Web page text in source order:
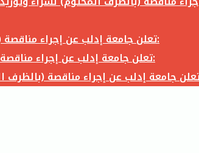
تعلن جامعة إدلب عن إجراء مناقصة (بالظرف المختوم) لأعمال بناء طابق في مبنى رئاسة الجامعة في جامعة ادلب وفق الآتي:
تعلن جامعة إدلب عن إجراء مناقصة (بالظرف المختوم) لشراء وتوريد أثاث مكاتب لزوم مكاتب وقاعات جامعة إدلب وفق الآتي: